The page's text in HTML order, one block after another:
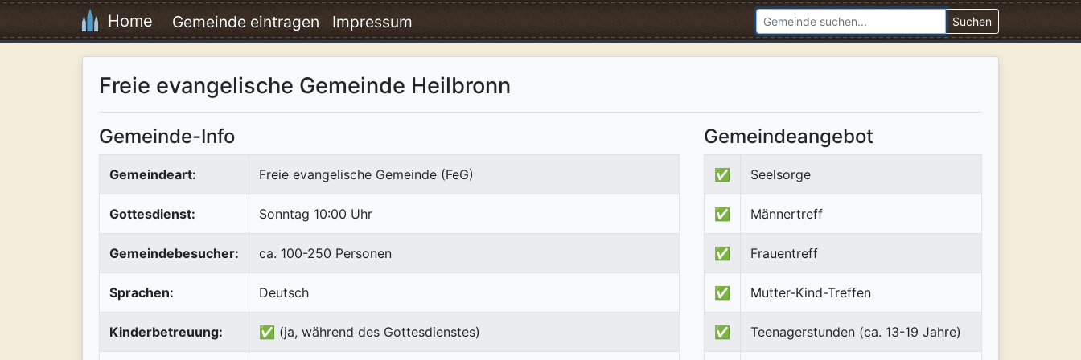
Home Gemeinde eintragen Impressum Suchen
Freie evangelische Gemeinde Heilbronn
Gemeinde-Info
Gemeindeart: Freie evangelische Gemeinde (FeG)
Gottesdienst: Sonntag 10:00 Uhr
Gemeindebesucher: ca. 100-250 Personen
Sprachen: Deutsch
Kinderbetreuung: ✅ (ja, während des Gottesdienstes)
Gemeindeangebot
✅ Seelsorge
✅ Männertreff
✅ Frauentreff
✅ Mutter-Kind-Treffen
✅ Teenagerstunden (ca. 13-19 Jahre)